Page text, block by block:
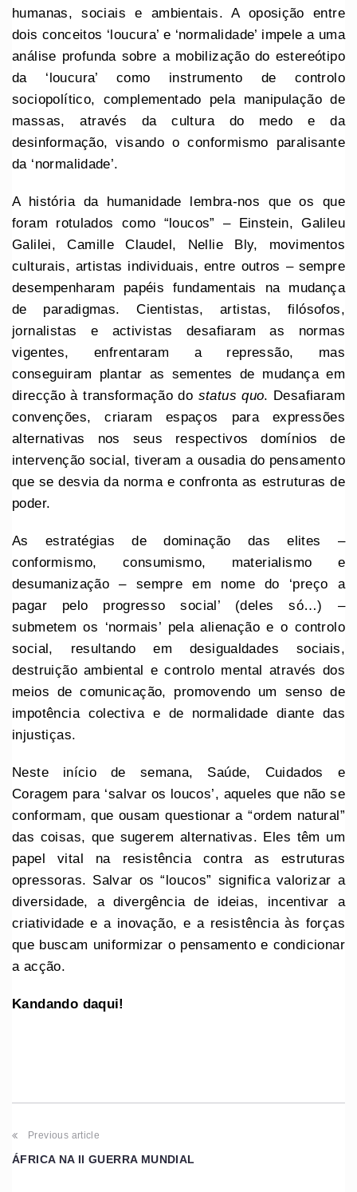
humanas, sociais e ambientais. A oposição entre
dois conceitos ‘loucura’ e ‘normalidade’ impele a uma
análise profunda sobre a mobilização do estereótipo
da ‘loucura’ como instrumento de controlo
sociopolítico, complementado pela manipulação de
massas, através da cultura do medo e da
desinformação, visando o conformismo paralisante
da ‘normalidade’.
A história da humanidade lembra-nos que os que
foram rotulados como “loucos” – Einstein, Galileu
Galilei, Camille Claudel, Nellie Bly, movimentos
culturais, artistas individuais, entre outros – sempre
desempenharam papéis fundamentais na mudança
de paradigmas. Cientistas, artistas, filósofos,
jornalistas e activistas desafiaram as normas
vigentes, enfrentaram a repressão, mas
conseguiram plantar as sementes de mudança em
direcção à transformação do status quo. Desafiaram
convenções, criaram espaços para expressões
alternativas nos seus respectivos domínios de
intervenção social, tiveram a ousadia do pensamento
que se desvia da norma e confronta as estruturas de
poder.
As estratégias de dominação das elites –
conformismo, consumismo, materialismo e
desumanização – sempre em nome do ‘preço a
pagar pelo progresso social’ (deles só…) –
submetem os ‘normais’ pela alienação e o controlo
social, resultando em desigualdades sociais,
destruição ambiental e controlo mental através dos
meios de comunicação, promovendo um senso de
impotência colectiva e de normalidade diante das
injustiças.
Neste início de semana, Saúde, Cuidados e
Coragem para ‘salvar os loucos’, aqueles que não se
conformam, que ousam questionar a “ordem natural”
das coisas, que sugerem alternativas. Eles têm um
papel vital na resistência contra as estruturas
opressoras. Salvar os “loucos” significa valorizar a
diversidade, a divergência de ideias, incentivar a
criatividade e a inovação, e a resistência às forças
que buscam uniformizar o pensamento e condicionar
a acção.
Kandando daqui!
Previous article
ÁFRICA NA II GUERRA MUNDIAL